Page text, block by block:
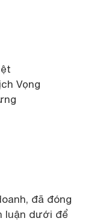
Vọng
đã đóng
luận dưới để